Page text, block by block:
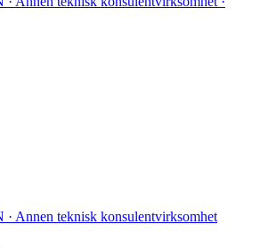
· Annen teknisk konsulentvirksomhet